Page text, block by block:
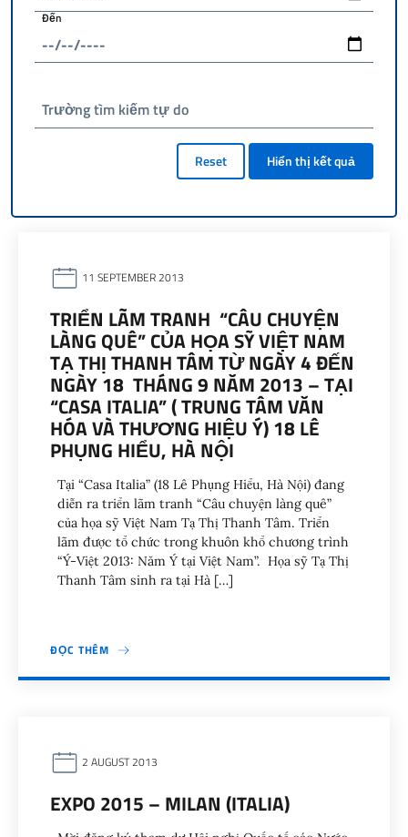
Đến
Trường tìm kiếm tự do
Reset Hiển thị kết quả
11 SEPTEMBER 2013
TRIỂN LÃM TRANH “CÂU CHUYỆN
LÀNG QUÊ” CỦA HỌA SỸ VIỆT NAM
TẠ THỊ THANH TÂM TỪ NGÀY 4 ĐẾN
NGÀY 18 THÁNG 9 NĂM 2013 – TẠI
“CASA ITALIA” ( TRUNG TÂM VĂN
HÓA VÀ THƯƠNG HIỆU Ý) 18 LÊ
PHỤNG HIỂU, HÀ NỘI
Tại “Casa Italia” (18 Lê Phụng Hiểu, Hà Nội) đang
diễn ra triển lãm tranh “Câu chuyện làng quê”
của họa sỹ Việt Nam Tạ Thị Thanh Tâm. Triển
lãm được tổ chức trong khuôn khổ chương trình
“Ý-Việt 2013: Năm Ý tại Việt Nam”. Họa sỹ Tạ Thị
Thanh Tâm sinh ra tại Hà […]
ĐỌC THÊM
2 AUGUST 2013
EXPO 2015 – MILAN (ITALIA)